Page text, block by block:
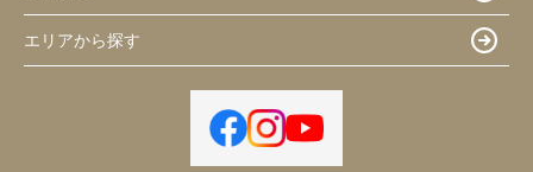
エリアから探す